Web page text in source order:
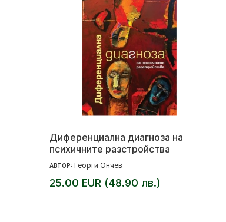
Диференциална диагноза на
психичните разстройства
АВТОР: Георги Ончев
25.00 EUR (48.90 лв.)